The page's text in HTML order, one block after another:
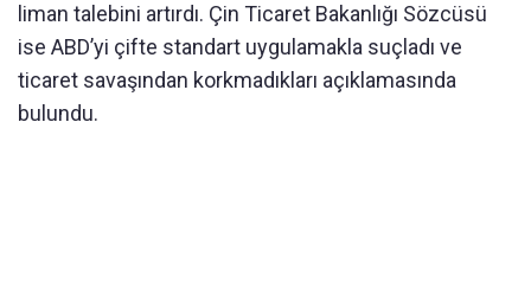
liman talebini artırdı. Çin Ticaret Bakanlığı Sözcüsü
ise ABD’yi çifte standart uygulamakla suçladı ve
ticaret savaşından korkmadıkları açıklamasında
bulundu.